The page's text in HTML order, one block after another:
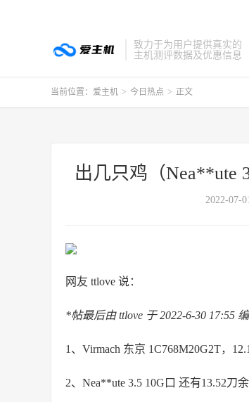
致力于为用户提供真实的
主机测评数据及优惠信息
当前位置： 爱主机 > 今日热点 > 正文
出几只鸡（Nea**ute
2022-07-
网友 ttlove 说：
*帖最后由 ttlove 于 2022-6-30 17:55
1、Virmach 东京 1C768M20G2T，
2、Nea**ute 3.5 10G口 还有13.52刀